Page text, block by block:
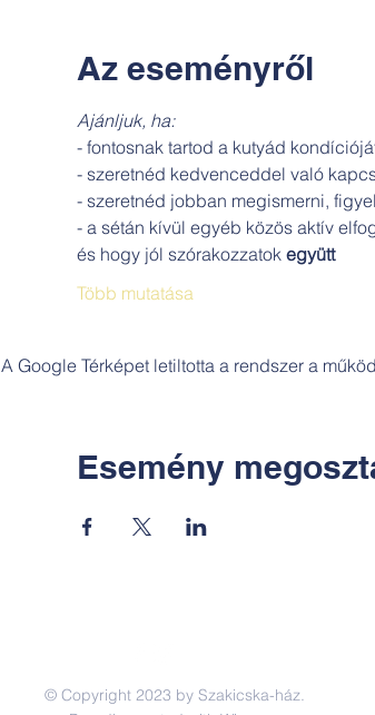
Az eseményről
Ajánljuk, ha:
- fontosnak tartod a kutyád
- szeretnéd kedvenceddel való
- szeretnéd jobban megismerni,
- a sétán kívül egyéb közös aktív
és hogy jól szórakozzatok együtt
Több mutatása
A Google Térképet letiltotta a rendszer a
Esemény
© Copyright 2023 by Szakicska-ház.